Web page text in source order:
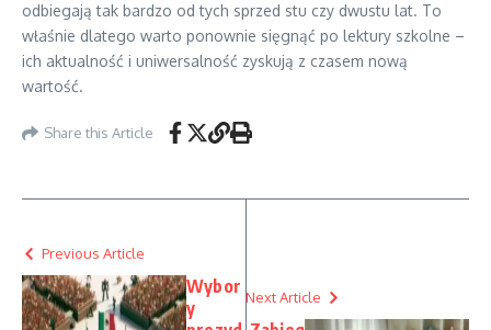
odbiegają tak bardzo od tych sprzed stu czy dwustu lat. To
właśnie dlatego warto ponownie sięgnąć po lektury szkolne –
ich aktualność i uniwersalność zyskują z czasem nową
wartość.
Share this Article
Previous Article
Wybor
y
Next Article